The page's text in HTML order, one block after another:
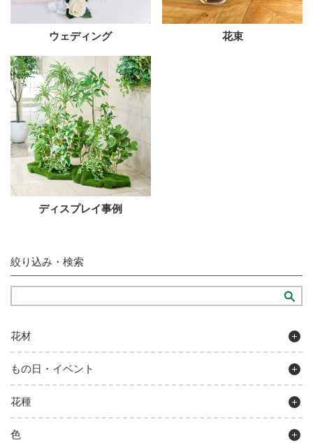
ウェディング 花束
ディスプレイ事例
絞り込み・検索
花材
もの日・イベント
花種
色